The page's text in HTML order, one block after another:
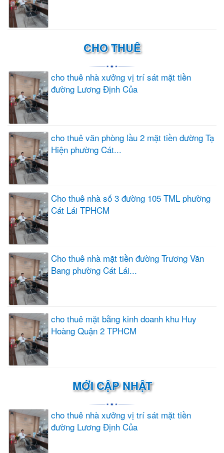
CHO THUÊ
cho thuê nhà xưởng vị trí sát mặt tiền
đường Lương Định Của
cho thuê văn phòng lầu 2 mặt tiền đường Tạ
Hiện phường Cát...
Cho thuê nhà số 3 đường 105 TML phường
Cát Lái TPHCM
Cho thuê nhà mặt tiền đường Trương Văn
Bang phường Cát Lái...
cho thuê mặt bằng kinh doanh khu Huy
Hoàng Quận 2 TPHCM
MỚI CẬP NHẬT
cho thuê nhà xưởng vị trí sát mặt tiền
đường Lương Định Của